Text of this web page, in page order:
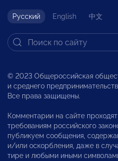
Русский English 中文
© 2023 Общероссийская
и среднего
Все права защищены.
Комментарии на сайте
требованиям российского
публикуем сообщения,
и/или оскорбления, даже в
тире и любыми иными